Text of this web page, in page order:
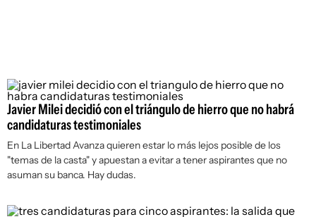
Javier Milei decidió con el triángulo de hierro que no habrá
candidaturas testimoniales
En La Libertad Avanza quieren estar lo más lejos posible de los
"temas de la casta" y apuestan a evitar a tener aspirantes que no
asuman su banca. Hay dudas.